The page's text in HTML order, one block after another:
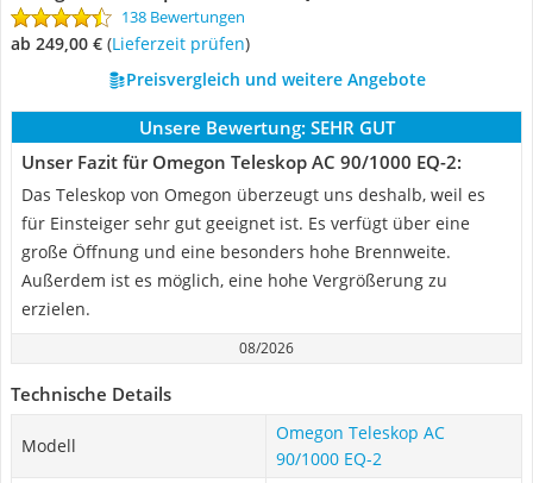
138 Bewertungen
ab 249,00 € (Lieferzeit prüfen)
Preisvergleich und weitere Angebote
Unsere Bewertung: SEHR GUT
Unser Fazit für Omegon Teleskop AC 90/1000 EQ-2:
Das Teleskop von Omegon überzeugt uns deshalb, weil es
für Einsteiger sehr gut geeignet ist. Es verfügt über eine
große Öffnung und eine besonders hohe Brennweite.
Außerdem ist es möglich, eine hohe Vergrößerung zu
erzielen.
08/2026
Technische Details
Modell
Omegon Teleskop AC
90/1000 EQ-2